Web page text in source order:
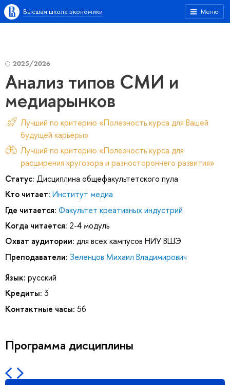
Меню
Высшая школа экономики
2025/2026
Анализ типов СМИ и
медиарынков
Лучший по критерию «Полезность курса для Вашей
будущей карьеры»
Лучший по критерию «Полезность курса для
расширения кругозора и разностороннего развития»
Статус: Дисциплина общефакультетского пула
Кто читает: Институт медиа
Где читается: Факультет креативных индустрий
Когда читается: 2-4 модуль
Охват аудитории: для всех кампусов НИУ ВШЭ
Преподаватели: Зеленцов Михаил Владимирович
Язык: русский
Кредиты: 3
Контактные часы: 56
Программа дисциплины